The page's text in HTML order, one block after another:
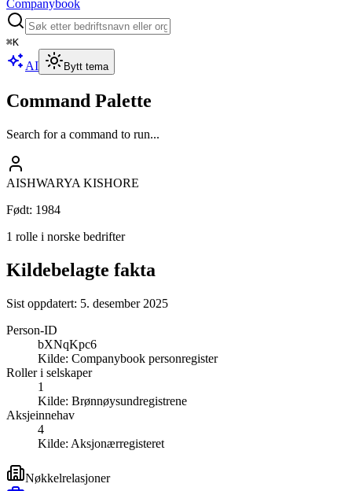
Companybook
⌘K
AI Bytt tema
Command Palette
Search for a command to run...
AISHWARYA KISHORE
Født: 1984
1 rolle i norske bedrifter
Kildebelagte fakta
Sist oppdatert: 5. desember 2025
Person-ID
bXNqKpc6
Kilde: Companybook personregister
Roller i selskaper
1
Kilde: Brønnøysundregistrene
Aksjeinnehav
4
Kilde: Aksjonærregisteret
Nøkkelrelasjoner